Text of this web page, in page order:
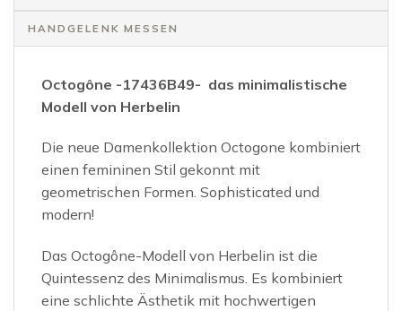
HANDGELENK MESSEN
Octogône -17436B49- das minimalistische
Modell von Herbelin
Die neue Damenkollektion Octogone kombiniert
einen femininen Stil gekonnt mit
geometrischen Formen. Sophisticated und
modern!
Das Octogône-Modell von Herbelin ist die
Quintessenz des Minimalismus. Es kombiniert
eine schlichte Ästhetik mit hochwertigen